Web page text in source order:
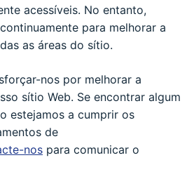
acessíveis. No entanto,
para melhorar a
as áreas do sítio.
nos por melhorar a
sítio Web. Se encontrar algum
estejamos a cumprir os
de
nos para comunicar o